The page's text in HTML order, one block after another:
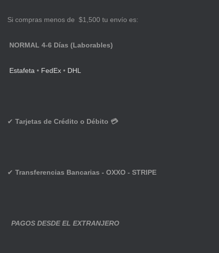
Si compras menos de $1,500 tu envío es:
NORMAL 4-6 Días (Laborables)
Estafeta • FedEx • DHL
✔ Tarjetas de Crédito o Débito 💳
✔ Transferencias Bancarias - OXXO - STRIPE
PAGOS DESDE EL EXTRANJERO